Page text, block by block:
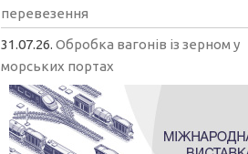
перевезення
31.07.26.Обробка вагонів із зерном у
морських портах